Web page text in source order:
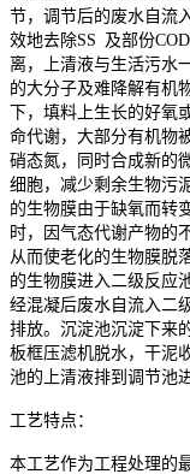
节，调节后的废水自流
效地去除SS 及部份
离，上清液与生活污水
的大分子及难降解有机
下，填料上生长的好氧
命代谢，大部分有机物
硝态氮，同时合成新的
细胞，减少剩余生物污
的生物膜由于缺氧而转
时，因气态代谢产物的
从而使老化的生物膜脱
的生物膜进入二级反应
经混凝后废水自流入二
排放。沉淀池沉淀下来
板框压滤机脱水，干泥
池的上清液排到调节池
工艺特点：
本工艺作为工程处理的